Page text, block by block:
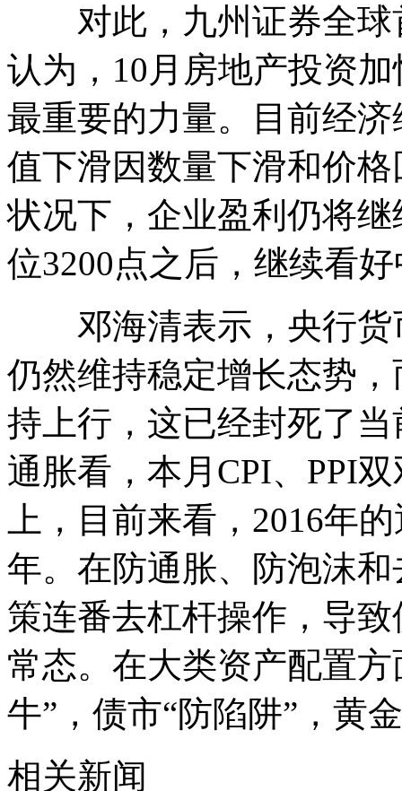
对此，九州证券全球
认为，10月房地产投资
最重要的力量。目前经
值下滑因数量下滑和价
状况下，企业盈利仍将
位3200点之后，继续看
邓海清表示，央行货
仍然维持稳定增长态势
持上行，这已经封死了
通胀看，本月CPI、PPI
上，目前来看，2016年
年。在防通胀、防泡沫
策连番去杠杆操作，导
常态。在大类资产配置
牛”，债市“防陷阱”，黄
相关新闻